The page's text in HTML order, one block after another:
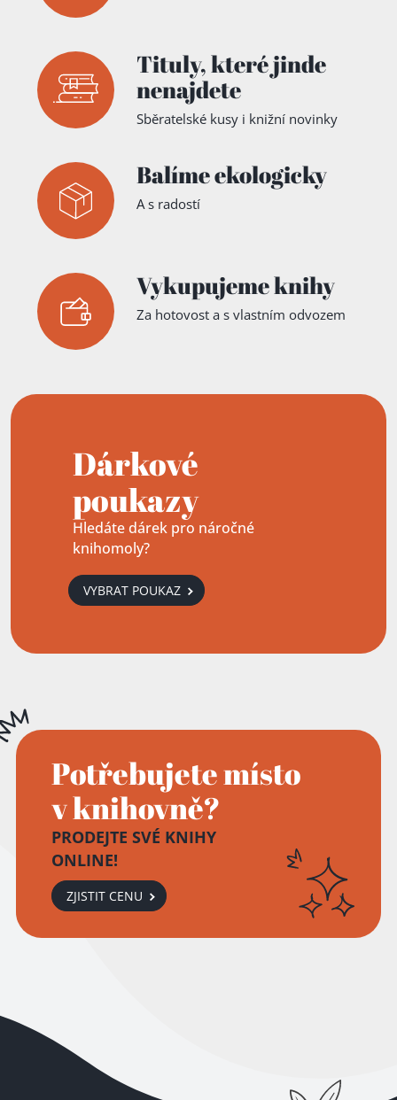
Tituly,které jinde
nenajdete
Sběratelské kusy i knižní novinky
Balíme ekologicky
A s radostí
Vykupujeme knihy
Za hotovost a s vlastním odvozem
Dárkové
poukazy
Hledáte dárek pro náročné
knihomoly?
VYBRAT POUKAZ
Potřebujete místo
v knihovně?
PRODEJTE SVÉ KNIHY
ONLINE!
ZJISTIT CENU